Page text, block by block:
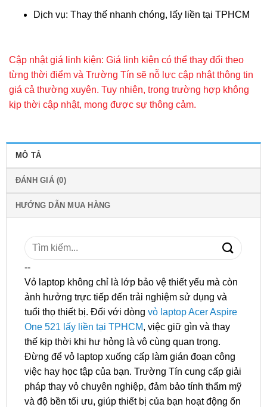
Dịch vụ: Thay thế nhanh chóng, lấy liền tại TPHCM
Cập nhật giá linh kiện: Giá linh kiện có thể thay đổi theo
từng thời điểm và Trường Tín sẽ nỗ lực cập nhật thông tin
giá cả thường xuyên. Tuy nhiên, trong trường hợp không
kịp thời cập nhật, mong được sự thông cảm.
MÔ TẢ
ĐÁNH GIÁ (0)
HƯỚNG DẪN MUA HÀNG
Tìm
--
Vỏ laptop không chỉ là lớp bảo vệ thiết yếu mà còn
ảnh hưởng trực tiếp đến trải nghiệm sử dụng và
tuổi thọ thiết bị. Đối với dòng vỏ laptop Acer Aspire
One 521 lấy liền tại TPHCM, việc giữ gìn và thay
thế kịp thời khi hư hỏng là vô cùng quan trọng.
Đừng để vỏ laptop xuống cấp làm gián đoạn công
việc hay học tập của bạn. Trường Tín cung cấp giải
pháp thay vỏ chuyên nghiệp, đảm bảo tính thẩm mỹ
và độ bền tối ưu, giúp thiết bị của bạn hoạt động ổn